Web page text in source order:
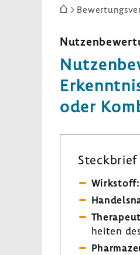
Sie
hier:
oder
Steck­brief
Wirk­stoff:
heiten